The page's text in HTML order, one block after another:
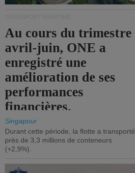
Au cours du trimestre
avril-juin, ONE a
enregistré une
amélioration de ses
performances
financières.
Singapour
Durant cette période, la flotte a transporté
près de 3,3 millions de conteneurs
(+2,9%).